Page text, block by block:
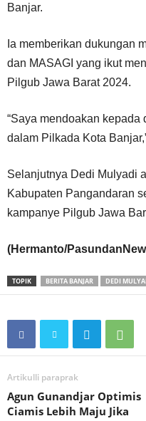
Banjar.
Ia memberikan dukungan
dan MASAGI yang ikut
Pilgub Jawa Barat 2024.
“Saya mendoakan kepada
dalam Pilkada Kota
Selanjutnya Dedi Mulyadi
Kabupaten Pangandaran
kampanye Pilgub Jawa
(Hermanto/
TOPIK BERITA BANJAR DEDI
Artikulli paraprak
Agun Gunandjar Optimis
Ciamis Lebih Maju Jika